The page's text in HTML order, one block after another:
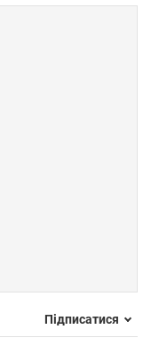
Підписатися